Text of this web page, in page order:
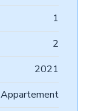
1
2
2021
Appartement